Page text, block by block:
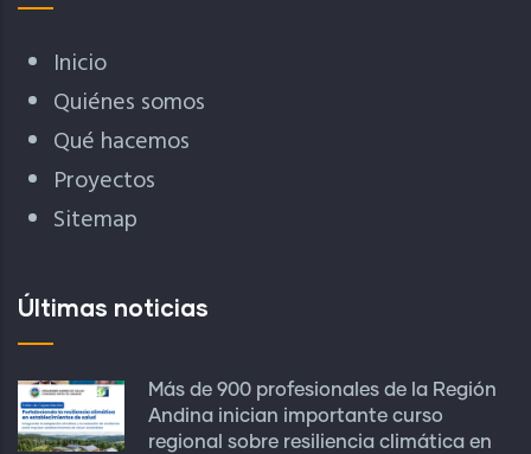
Inicio
Quiénes somos
Qué hacemos
Proyectos
Sitemap
Últimas noticias
Más de 900 profesionales de la Región
Andina inician importante curso
regional sobre resiliencia climática en